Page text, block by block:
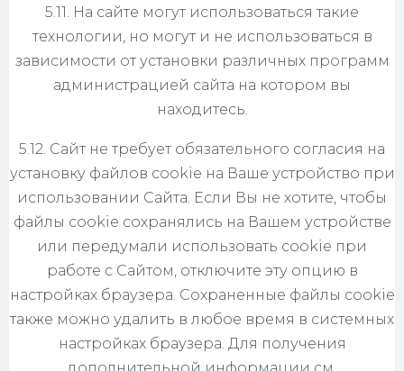
5.11. На сайте могут использоваться такие
технологии, но могут и не использоваться в
зависимости от установки различных программ
администрацией сайта на котором вы
находитесь.
5.12. Сайт не требует обязательного согласия на
установку файлов cookie на Ваше устройство при
использовании Сайта. Если Вы не хотите, чтобы
файлы cookie сохранялись на Вашем устройстве
или передумали использовать cookie при
работе с Сайтом, отключите эту опцию в
настройках браузера. Сохраненные файлы cookie
также можно удалить в любое время в системных
настройках браузера. Для получения